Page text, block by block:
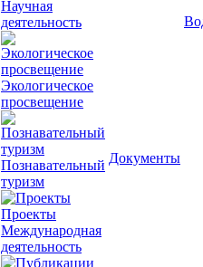
Научная
деятельность
Экологическое
просвещение
Познавательный
туризм
Проекты
Международная
деятельность
Документы